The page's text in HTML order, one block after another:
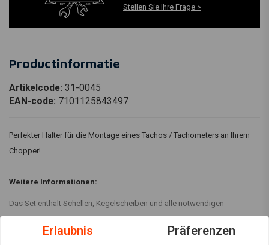
Stellen Sie Ihre Frage >
Productinformatie
Artikelcode: 31-0045
EAN-code: 7101125843497
Perfekter Halter für die Montage eines Tachos / Tachometers an Ihrem
Chopper!
Weitere Informationen:
Das Set enthält Schellen, Kegelscheiben und alle notwendigen
einem beliebigen 1 "- oder 1 1/4" -Rohr.
Erlaubnis Präferenzen